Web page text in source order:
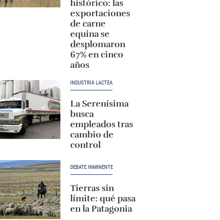
histórico: las
exportaciones
de carne
equina se
desplomaron
67% en cinco
años
INDUSTRIA LÁCTEA
La Serenísima
busca
empleados tras
cambio de
control
DEBATE INMINENTE
Tierras sin
límite: qué pasa
en la Patagonia